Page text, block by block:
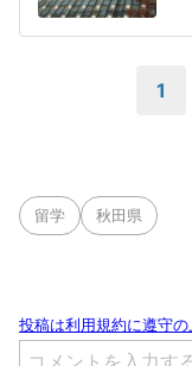
1
留学 秋田県